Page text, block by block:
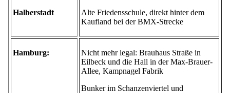
Halberstadt
Alte Friedensschule, direkt hinter dem
Kaufland bei der BMX-Strecke
Hamburg:
Nicht mehr legal: Brauhaus Straße in
Eilbeck und die Hall in der Max-Brauer-
Allee, Kampnagel Fabrik
Bunker im Schanzenviertel und